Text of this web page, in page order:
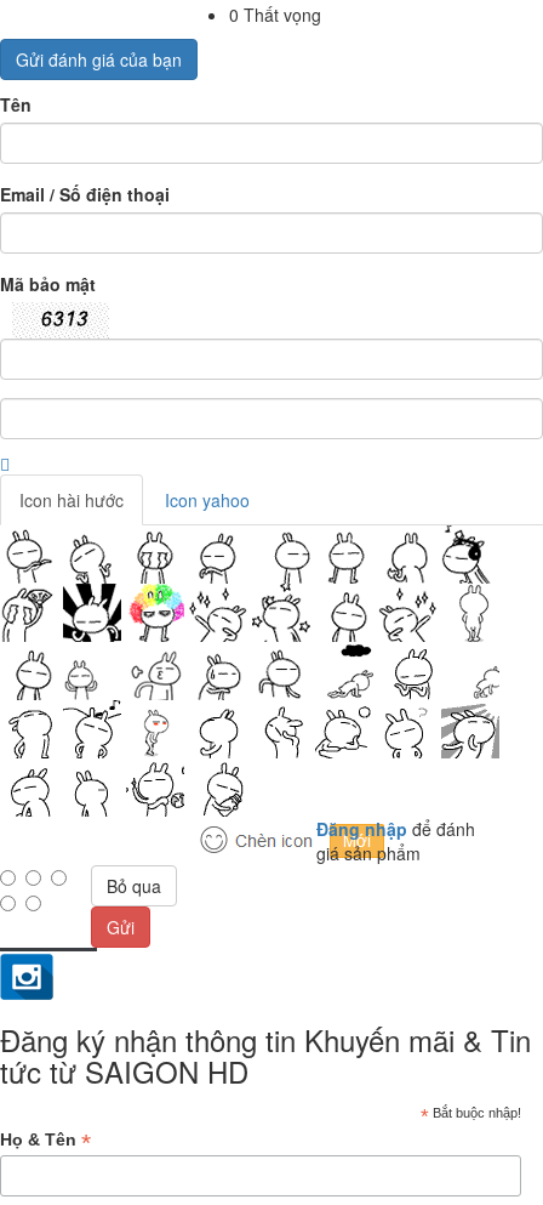
0 Thất vọng
Gửi đánh giá của bạn
Tên
Email / Số điện thoại
Mã bảo mật
Icon hài hước Icon yahoo
Đăng nhập để đánh
giá sản phẩm
Bỏ qua
Gửi
Đăng ký nhận thông tin Khuyến mãi & Tin
tức từ SAIGON HD
* Bắt buộc nhập!
Họ & Tên *